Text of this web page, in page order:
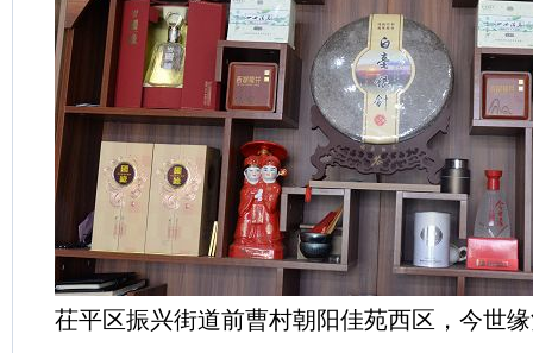
茌平区振兴街道前曹村朝阳佳苑西区，今世